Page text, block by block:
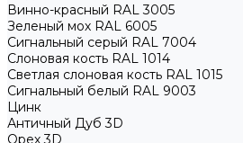
Винно-красный RAL 3005
Зеленый мох RAL 6005
Сигнальный серый RAL 7004
Слоновая кость RAL 1014
Светлая слоновая кость RAL 1015
Сигнальный белый RAL 9003
Цинк
Античный Дуб 3D
Орех 3D